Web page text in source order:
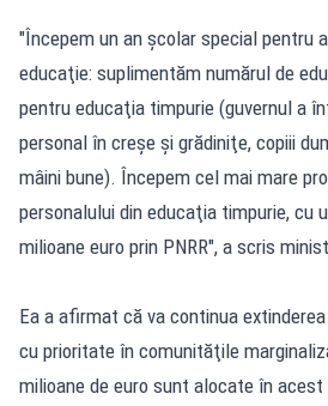
"Începem un an şcolar special pentru
educaţie: suplimentăm numărul de
pentru educaţia timpurie (guvernul a
personal în creşe şi grădiniţe, copiii
mâini bune). Începem cel mai mare
personalului din educaţia timpurie, cu
milioane euro prin PNRR", a scris
Ea a afirmat că va continua
cu prioritate în comunităţile
milioane de euro sunt alocate în